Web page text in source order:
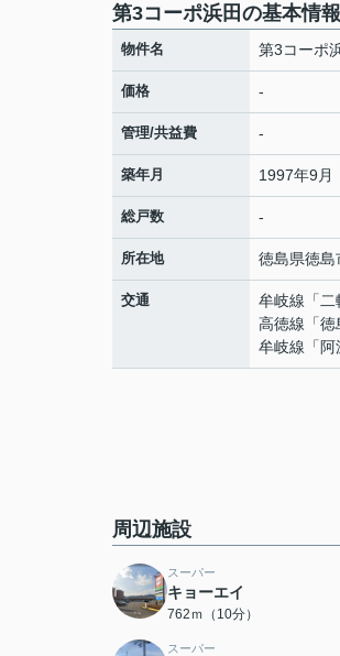
第3コーポ浜田の基本情報
物件名 第3コーポ
価格 -
管理/共益費 -
築年月 1997年9月
総戸数 -
所在地 徳島県徳島
交通 牟岐線 「 二
高徳線 「徳
牟岐線 「 阿
周辺施設
スーパー
キョーエイ
762ｍ（10分）
スーパー